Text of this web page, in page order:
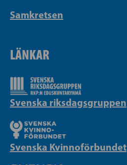
Samkretsen
LÄNKAR
Svenska riksdagsgruppen
Svenska Kvinnoförbundet